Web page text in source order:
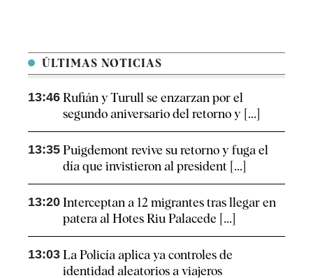
ÚLTIMAS NOTICIAS
13:46 Rufián y Turull se enzarzan por el
segundo aniversario del retorno y [...]
13:35 Puigdemont revive su retorno y fuga el
día que invistieron al president [...]
13:20 Interceptan a 12 migrantes tras llegar en
patera al Hotes Riu Palacede [...]
13:03 La Policía aplica ya controles de
identidad aleatorios a viajeros